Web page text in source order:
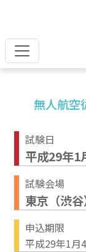
無人航空
試験日
平成29年1
試験会場
東京（渋谷
申込期限
平成29年1月